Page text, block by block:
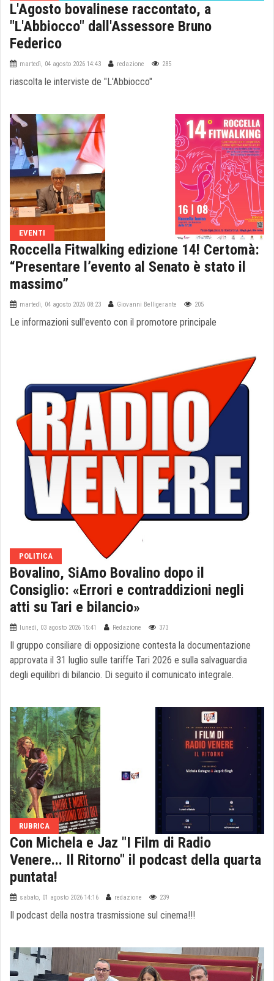
L'Agosto bovalinese raccontato, a
"L'Abbiocco" dall'Assessore Bruno
Federico
martedì, 04 agosto 2026 14:43 redazione 285
riascolta le interviste de "L'Abbiocco"
EVENTI
Roccella Fitwalking edizione 14! Certomà:
“Presentare l’evento al Senato è stato il
massimo”
martedì, 04 agosto 2026 08:23 Giovanni Belligerante 205
Le informazioni sull'evento con il promotore principale
POLITICA
Bovalino, SiAmo Bovalino dopo il
Consiglio: «Errori e contraddizioni negli
atti su Tari e bilancio»
lunedì, 03 agosto 2026 15:41 Redazione 373
Il gruppo consiliare di opposizione contesta la documentazione
approvata il 31 luglio sulle tariffe Tari 2026 e sulla salvaguardia
degli equilibri di bilancio. Di seguito il comunicato integrale.
RUBRICA
Con Michela e Jaz "I Film di Radio
Venere... Il Ritorno" il podcast della quarta
puntata!
sabato, 01 agosto 2026 14:16 redazione 239
Il podcast della nostra trasmissione sul cinema!!!